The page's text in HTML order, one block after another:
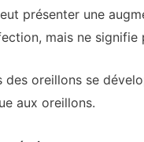
présenter une
mais ne
des oreillons se
aux oreillons.